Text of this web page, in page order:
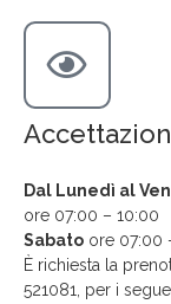
Dal Lunedì al
ore 07:00 – 10:00
Sabato ore 07:00
È richiesta la
521081, per i